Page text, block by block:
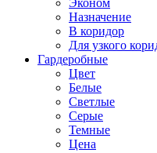
Эконом
Назначение
В коридор
Для узкого
Гардеробные
Цвет
Белые
Светлые
Серые
Темные
Цена